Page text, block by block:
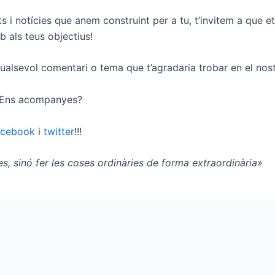
i notícies que anem construint per a tu, t’invitem a que
als teus objectius!
comentari o tema que t’agradaria trobar en el
acompanyes?
i twitter!!!
sinó fer les coses ordinàries de forma extraordinària»